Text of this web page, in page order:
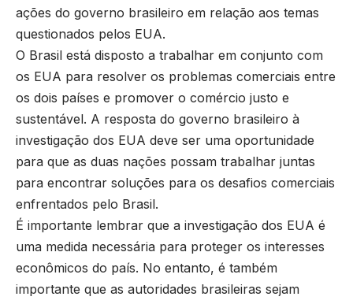
ações do governo brasileiro em relação aos temas
questionados pelos EUA.
O Brasil está disposto a trabalhar em conjunto com
os EUA para resolver os problemas comerciais entre
os dois países e promover o comércio justo e
sustentável. A resposta do governo brasileiro à
investigação dos EUA deve ser uma oportunidade
para que as duas nações possam trabalhar juntas
para encontrar soluções para os desafios comerciais
enfrentados pelo Brasil.
É importante lembrar que a investigação dos EUA é
uma medida necessária para proteger os interesses
econômicos do país. No entanto, é também
importante que as autoridades brasileiras sejam